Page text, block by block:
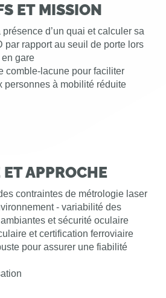
ET MISSION
présence d’un quai et calculer sa
par rapport au seuil de porte lors
en gare
comble-lacune pour faciliter
personnes à mobilité réduite
APPROCHE
contraintes de métrologie laser
- variabilité des
et sécurité oculaire
et certification ferroviaire
pour assurer une fiabilité